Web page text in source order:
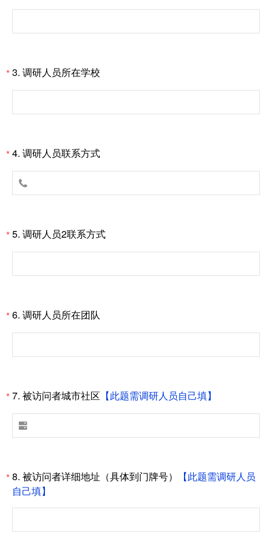
*3. 调研人员所在学校
*4. 调研人员联系方式

*5. 调研人员2联系方式
*6. 调研人员所在团队
*7. 被访问者城市社区 【此题需调研人员自己填】

*8. 被访问者详细地址（具体到门牌号）
【此题需调研人员
自己填】